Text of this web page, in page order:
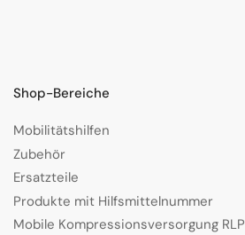
Shop-Bereiche
Mobilitätshilfen
Zubehör
Ersatzteile
Produkte mit Hilfsmittelnummer
Mobile Kompressionsversorgung RLP